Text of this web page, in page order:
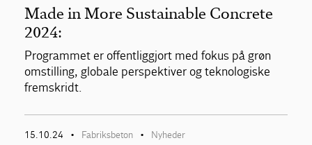
Made in More Sustainable Concrete
2024:
Programmet er offentliggjort med fokus på grøn
omstilling, globale perspektiver og teknologiske
fremskridt.
15.10.24 • Fabriksbeton • Nyheder